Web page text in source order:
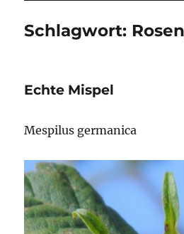
Schlagwort:
Echte Mispel
Mespilus germanica